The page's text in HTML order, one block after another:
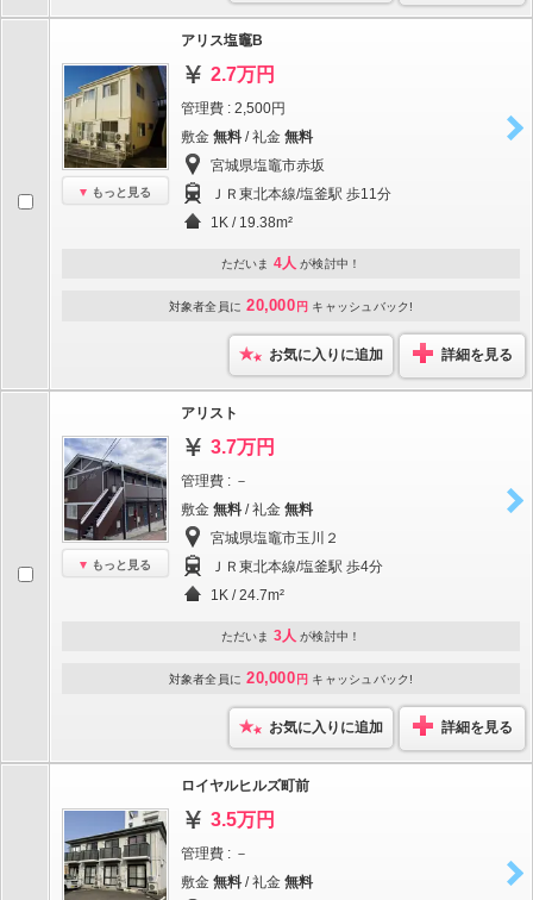
もっと見る
アリス塩竈B
2.7万円
管理費 : 2,500円
敷金 無料 / 礼金 無料
宮城県塩竈市赤坂
ＪＲ東北本線/塩釜駅 歩11分
1K / 19.38m²
ただいま 4人 が検討中！
対象者全員に 20,000 円 キャッシュバック!
お気に入りに追加 詳細を見る
もっと見る
アリスト
3.7万円
管理費 : －
敷金 無料 / 礼金 無料
宮城県塩竈市玉川２
ＪＲ東北本線/塩釜駅 歩4分
1K / 24.7m²
ただいま 3人 が検討中！
対象者全員に 20,000 円 キャッシュバック!
お気に入りに追加 詳細を見る
ロイヤルヒルズ町前
3.5万円
管理費 : －
敷金 無料 / 礼金 無料